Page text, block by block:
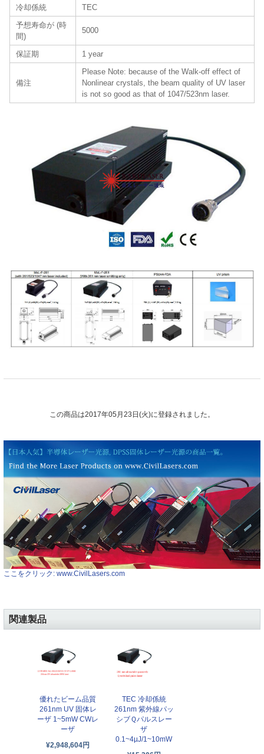
冷却係統
TEC
予想寿命が (時
間)
5000
保証期 1 year
備注
Please Note: because of the Walk-off effect of
Nonlinear crystals, the beam quality of UV laser
is not so good as that of 1047/523nm laser.
この商品は2017年05月23日(火)に登録されました。
ここをクリック: www.CivilLasers.com
関連製品
優れたビーム品質
261nm UV 固体レ
ーザ 1~5mW CWレ
ーザ
¥2,948,604円
TEC 冷却係統
261nm 紫外線パッ
シブＱパルスレー
ザ
0.1~4µJ/1~10mW